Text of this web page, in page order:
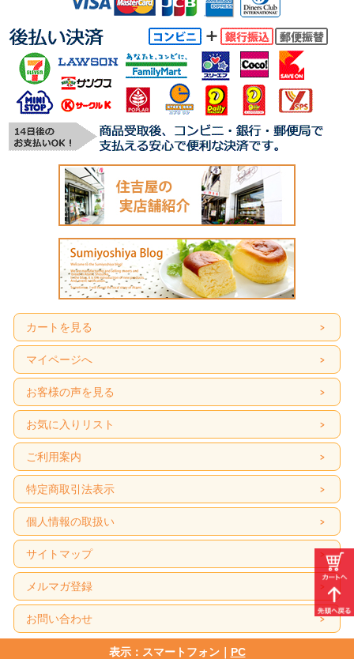
カートを見る
マイページへ
お客様の声を見る
お気に入りリスト
ご利用案内
特定商取引法表示
個人情報の取扱い
サイトマップ
メルマガ登録
お問い合わせ
表示：スマートフォン｜ PC